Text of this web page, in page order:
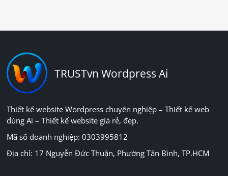
TRUSTvn Wordpress Ai
Thiết kế website Wordpress chuyên nghiệp – Thiết kế web
dùng Ai – Thiết kế website giá rẻ, đẹp.
Mã số doanh nghiệp: 0303995812
Địa chỉ: 17 Nguyễn Đức Thuận, Phường Tân Bình, TP.HCM